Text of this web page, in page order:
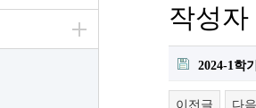
작성자
2024-1학
이전글 다